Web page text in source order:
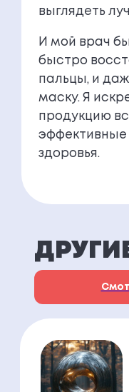
выглядеть
И мой врач
быстро
пальцы, и
маску. Я
продукцию
эффективные
здоровья.